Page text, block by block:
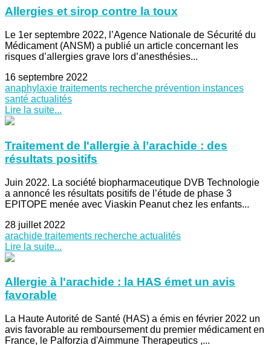
Allergies et sirop contre la toux
Le 1er septembre 2022, l’Agence Nationale de Sécurité du
Médicament (ANSM) a publié un article concernant les
risques d’allergies grave lors d’anesthésies...
16 septembre 2022
anaphylaxie traitements recherche prévention instances
santé actualités
Lire la suite...
Traitement de l'allergie à l’arachide : des
résultats positifs
Juin 2022. La société biopharmaceutique DVB Technologie
a annoncé les résultats positifs de l’étude de phase 3
EPITOPE menée avec Viaskin Peanut chez les enfants...
28 juillet 2022
arachide traitements recherche actualités
Lire la suite...
Allergie à l'arachide : la HAS émet un avis
favorable
La Haute Autorité de Santé (HAS) a émis en février 2022 un
avis favorable au remboursement du premier médicament en
France, le Palforzia d'Aimmune Therapeutics ,...